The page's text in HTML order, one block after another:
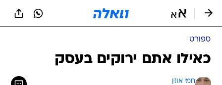
ספורט
כאילו אתם ירוקים בעסק
חמי אוזן